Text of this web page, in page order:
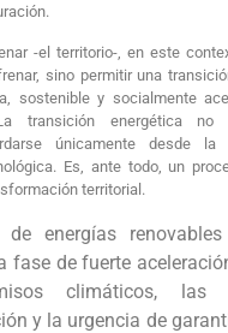
-el territorio-, en este
sino permitir una
sostenible y socialmente
transición energética no
únicamente desde la
Es, ante todo, un
territorial.
de energías
fase de fuerte
climáticos, las
y la urgencia de